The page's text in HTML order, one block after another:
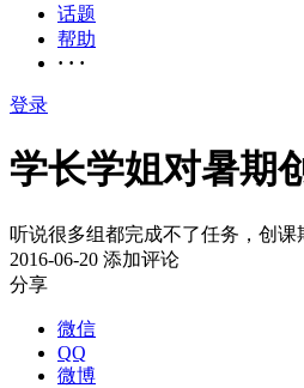
话题
帮助
· · ·
登录
学长学姐对暑期
听说很多组都完成不了任务，创课
2016-06-20 添加评论
分享
微信
QQ
微博